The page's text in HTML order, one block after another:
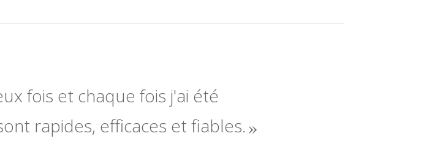
fois et chaque fois j'ai été
rapides, efficaces et fiables.